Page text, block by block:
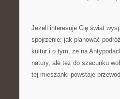
Jeżeli interesuje Cię świat
spojrzenie: jak planować
kultur i o tym, że na
natury, ale też do szacunku
tej mieszanki powstaje